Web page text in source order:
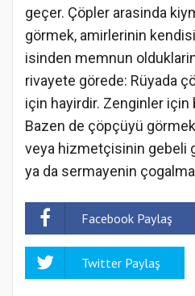
geçer. Çöpler arasinda
görmek, amirlerinin
isinden memnun
rivayete görede: Rüyada
için hayirdir. Zenginler için
Bazen de çöpçüyü
veya hizmetçisinin gebeli
ya da sermayenin
Facebook Paylaş
Twitter Paylaş